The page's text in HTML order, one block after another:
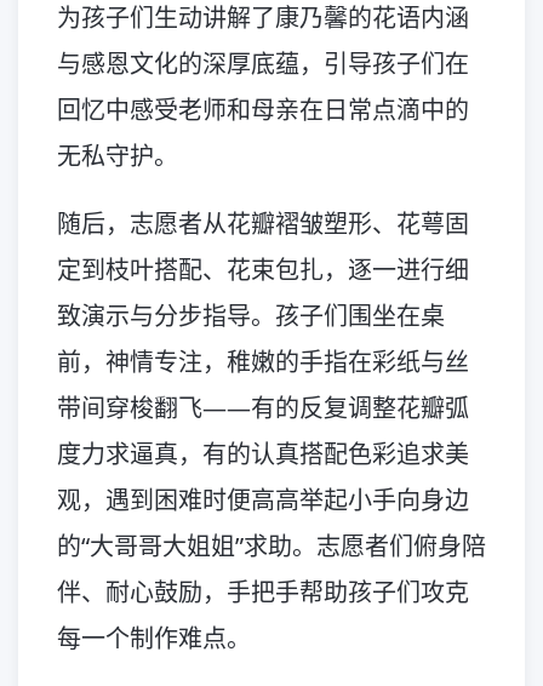
为孩子们生动讲解了康乃馨的花语内涵
与感恩文化的深厚底蕴，引导孩子们在
回忆中感受老师和母亲在日常点滴中的
无私守护。
随后，志愿者从花瓣褶皱塑形、花萼固
定到枝叶搭配、花束包扎，逐一进行细
致演示与分步指导。孩子们围坐在桌
前，神情专注，稚嫩的手指在彩纸与丝
带间穿梭翻飞——有的反复调整花瓣弧
度力求逼真，有的认真搭配色彩追求美
观，遇到困难时便高高举起小手向身边
的“大哥哥大姐姐”求助。志愿者们俯身陪
伴、耐心鼓励，手把手帮助孩子们攻克
每一个制作难点。